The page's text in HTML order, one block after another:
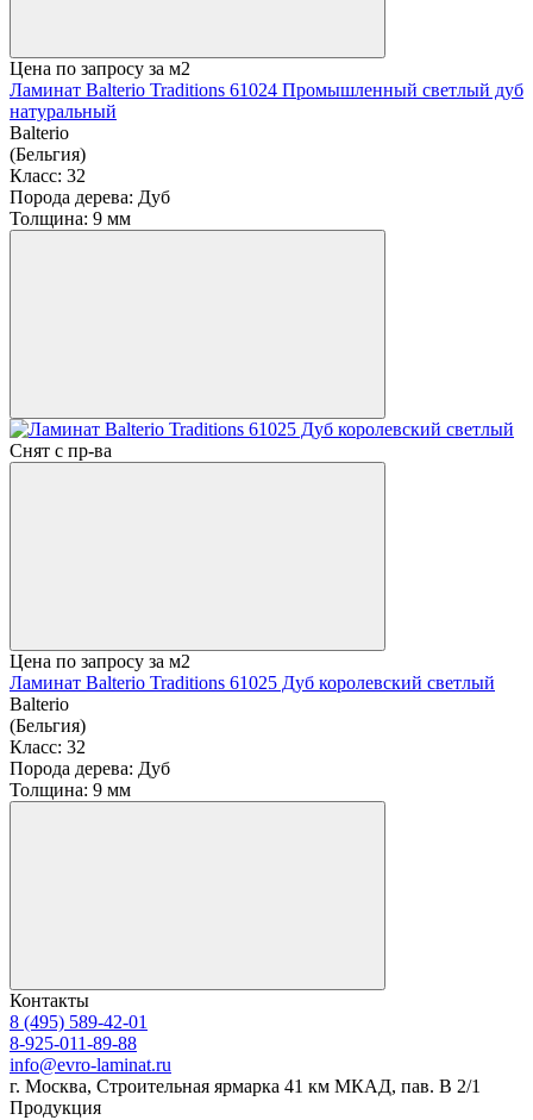
Цена по запросу за м2
Ламинат Balterio Traditions 61024 Промышленный светлый дуб
натуральный
Balterio
(Бельгия)
Класс: 32
Порода дерева: Дуб
Толщина: 9 мм
Снят с пр-ва
Цена по запросу за м2
Ламинат Balterio Traditions 61025 Дуб королевский светлый
Balterio
(Бельгия)
Класс: 32
Порода дерева: Дуб
Толщина: 9 мм
Контакты
8 (495) 589-42-01
8-925-011-89-88
info@evro-laminat.ru
г. Москва, Строительная ярмарка 41 км МКАД, пав. В 2/1
Продукция